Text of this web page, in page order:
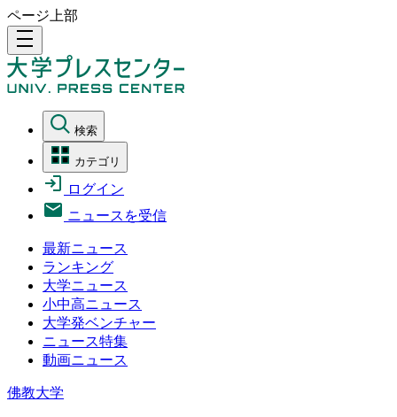
ページ上部
density_medium
検索
カテゴリ
ログイン
ニュースを受信
最新ニュース
ランキング
大学ニュース
小中高ニュース
大学発ベンチャー
ニュース特集
動画ニュース
佛教大学